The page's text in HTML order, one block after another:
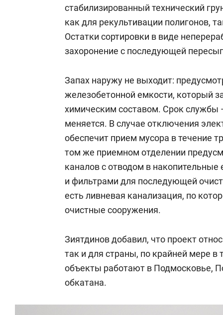
стабилизированный технический
как для рекультивации полигонов,
Остатки сортировки в виде
захоронение с последующей
Запах наружу не выходит:
железобетонной емкости, который
химическим составом. Срок службы
меняется. В случае отключения
обеспечит прием мусора в течение
том же приемном отделении
каналов с отводом в накопительные
и фильтрами для последующей
есть ливневая канализация, по
очистные сооружения.
Зиятдинов добавил, что проект
так и для страны, по крайней мере
объекты работают в Подмосковье,
обкатана.